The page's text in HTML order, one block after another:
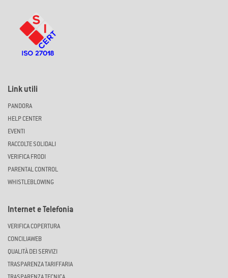
Link utili
PANDORA
HELP CENTER
EVENTI
RACCOLTE SOLIDALI
VERIFICA FRODI
PARENTAL CONTROL
WHISTLEBLOWING
Internet e Telefonia
VERIFICA COPERTURA
CONCILIAWEB
QUALITÀ DEI SERVIZI
TRASPARENZA TARIFFARIA